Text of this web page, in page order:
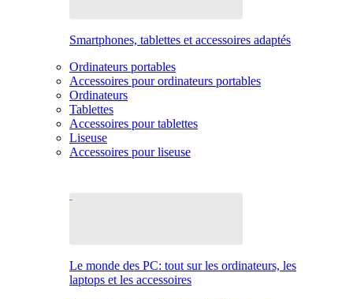
Smartphones, tablettes et accessoires adaptés
Ordinateurs portables
Accessoires pour ordinateurs portables
Ordinateurs
Tablettes
Accessoires pour tablettes
Liseuse
Accessoires pour liseuse
Le monde des PC: tout sur les ordinateurs, les
laptops et les accessoires